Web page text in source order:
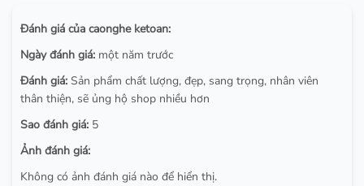
Đánh giá của caonghe ketoan:
Ngày đánh giá: một năm trước
Đánh giá: Sản phẩm chất lượng, đẹp, sang trọng, nhân viên
thân thiện, sẽ ủng hộ shop nhiều hơn
Sao đánh giá: 5
Ảnh đánh giá:
Không có ảnh đánh giá nào để hiển thị.